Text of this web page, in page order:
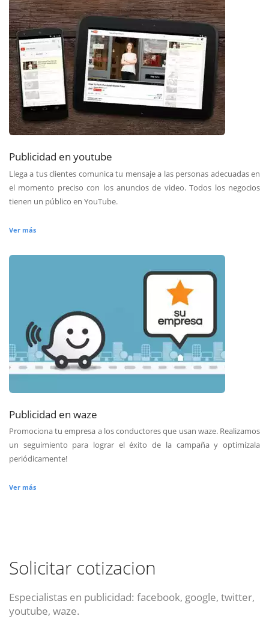
Publicidad en youtube
Llega a tus clientes comunica tu mensaje a las personas adecuadas en
el momento preciso con los anuncios de video. Todos los negocios
tienen un público en YouTube.
Ver más
Publicidad en waze
Promociona tu empresa a los conductores que usan waze. Realizamos
un seguimiento para lograr el éxito de la campaña y optimízala
periódicamente!
Ver más
Solicitar cotizacion
Especialistas en publicidad: facebook, google, twitter,
youtube, waze.